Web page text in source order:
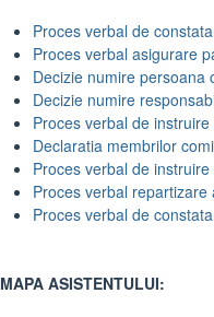
Proces verbal de
Proces verbal asigurare
Decizie numire persoana
Decizie numire
Proces verbal de
Declaratia membrilor
Proces verbal de
Proces verbal repartizare
Proces verbal de
MAPA ASISTENTULUI: